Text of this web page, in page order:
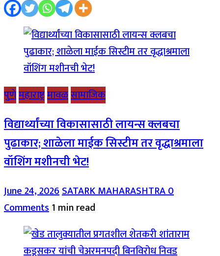
पुणेमहाराष्ट्रमावळसामाजिक
विद्यार्थ्यांच्या विकासासाठी लायन्स क्लबचा
पुढाकार; शाळेला माईक सिस्टीम तर वृद्धाश्रमाला
वॉशिंग मशीनची भेट!
June 24, 2026SATARK MAHARASHTRA0
Comments1 min read